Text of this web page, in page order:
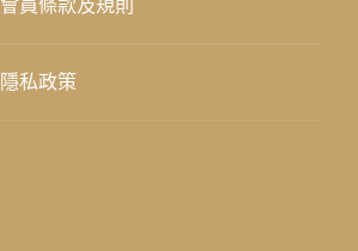
會員條款及規則
隱私政策